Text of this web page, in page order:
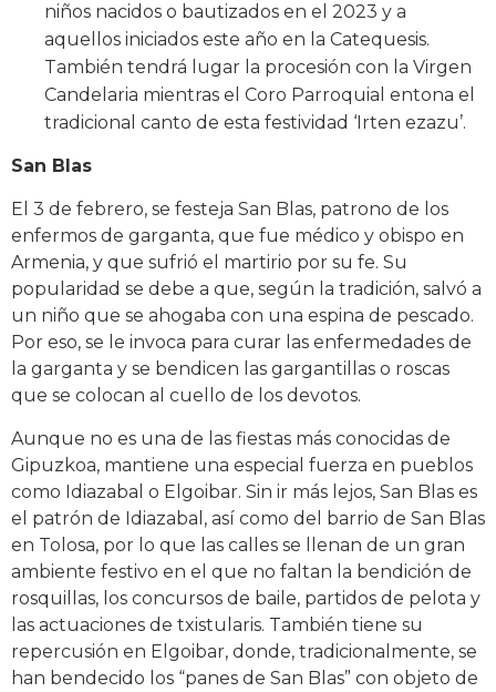
niños nacidos o bautizados en el 2023 y a
aquellos iniciados este año en la Catequesis.
También tendrá lugar la procesión con la Virgen
Candelaria mientras el Coro Parroquial entona el
tradicional canto de esta festividad ‘Irten ezazu’.
San Blas
El 3 de febrero, se festeja San Blas, patrono de los
enfermos de garganta, que fue médico y obispo en
Armenia, y que sufrió el martirio por su fe. Su
popularidad se debe a que, según la tradición, salvó a
un niño que se ahogaba con una espina de pescado.
Por eso, se le invoca para curar las enfermedades de
la garganta y se bendicen las gargantillas o roscas
que se colocan al cuello de los devotos.
Aunque no es una de las fiestas más conocidas de
Gipuzkoa, mantiene una especial fuerza en pueblos
como Idiazabal o Elgoibar. Sin ir más lejos, San Blas es
el patrón de Idiazabal, así como del barrio de San Blas
en Tolosa, por lo que las calles se llenan de un gran
ambiente festivo en el que no faltan la bendición de
rosquillas, los concursos de baile, partidos de pelota y
las actuaciones de txistularis. También tiene su
repercusión en Elgoibar, donde, tradicionalmente, se
han bendecido los “panes de San Blas” con objeto de